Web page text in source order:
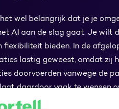
wel belangrijk dat je je
AI aan de slag gaat. Je wilt
flexibiliteit bieden. In de
lastig geweest, omdat zij
doorvoerden vanwege de
daardoor vaak te wensen
hebben, onder andere